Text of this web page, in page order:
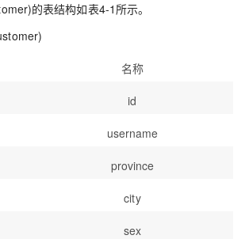
的表结构如表4-1所示。
名称
id
username
province
city
sex